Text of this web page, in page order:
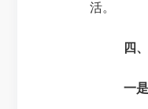
活。
四
一是